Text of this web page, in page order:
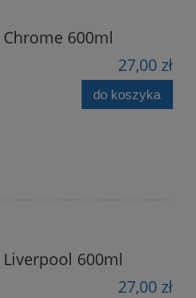
600ml
27,00 zł
do koszyka
Liverpool 600ml
27,00 zł